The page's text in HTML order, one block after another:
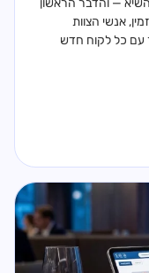
אנשי הצוות
עם כל לקוח חדש